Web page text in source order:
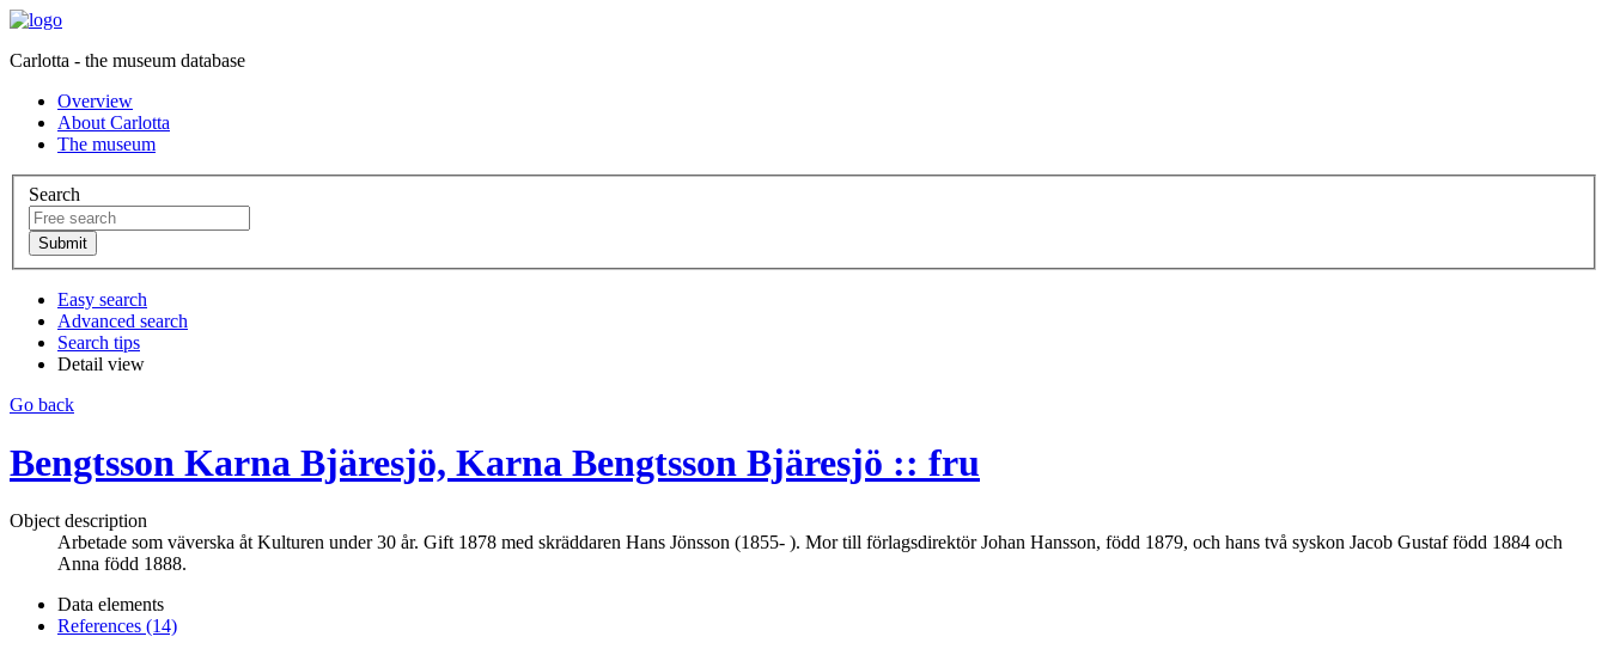
Carlotta - the museum database
Overview
About Carlotta
The museum
Search
Easy search
Advanced search
Search tips
Detail view
Go back
Bengtsson Karna Bjäresjö, Karna Bengtsson Bjäresjö :: fru
Object description
Arbetade som väverska åt Kulturen under 30 år. Gift 1878 med skräddaren Hans Jönsson (1855- ). Mor till förlagsdirektör Johan Hansson, född 1879, och hans två syskon Jacob Gustaf född 1884 och
Anna född 1888.
Data elements
References (14)